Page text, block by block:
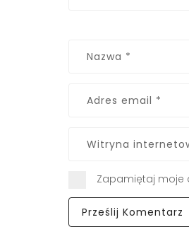
Zapamiętaj moje